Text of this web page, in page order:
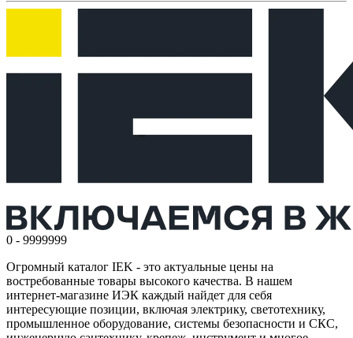
0 - 9999999
Огромный каталог IEK - это актуальные цены на
востребованные товары высокого качества. В нашем
интернет-магазине ИЭК каждый найдет для себя
интересующие позиции, включая электрику, светотехнику,
промышленное оборудование, системы безопасности и СКС,